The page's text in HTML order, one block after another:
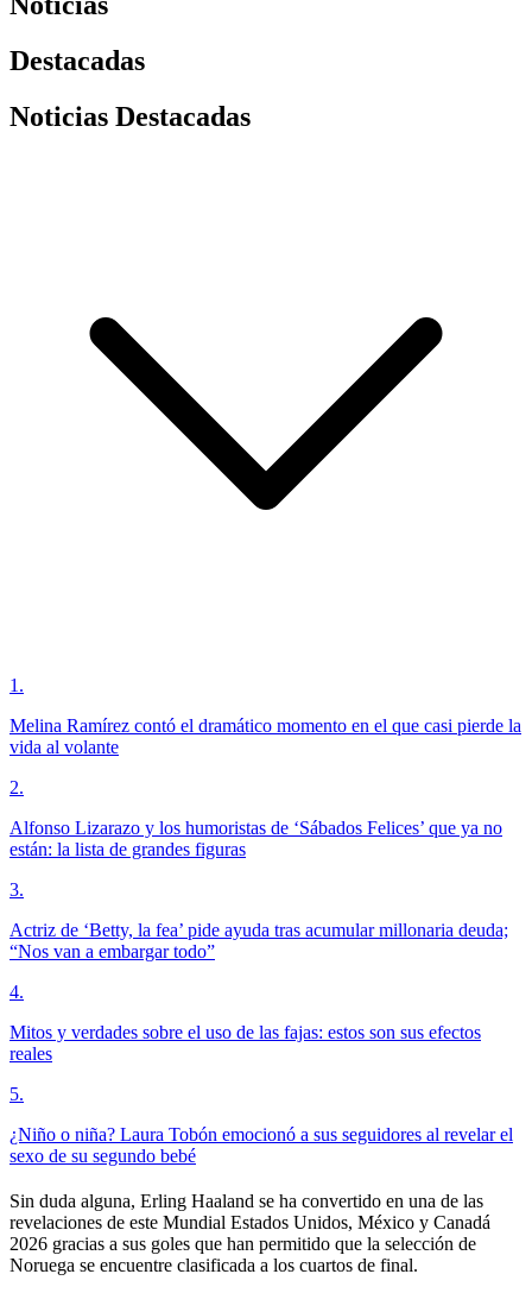
Destacadas
Noticias Destacadas
1 .
Melina Ramírez contó el dramático momento en el que casi pierde la
vida al volante
2.
Alfonso Lizarazo y los humoristas de ‘Sábados Felices’ que ya no
están: la lista de grandes figuras
3.
Actriz de ‘Betty, la fea’ pide ayuda tras acumular millonaria deuda;
“Nos van a embargar todo”
4.
Mitos y verdades sobre el uso de las fajas: estos son sus efectos
reales
5.
¿Niño o niña? Laura Tobón emocionó a sus seguidores al revelar el
sexo de su segundo bebé
Sin duda alguna, Erling Haaland se ha convertido en una de las
revelaciones de este Mundial Estados Unidos, México y Canadá
2026 gracias a sus goles que han permitido que la selección de
Noruega se encuentre clasificada a los cuartos de final.